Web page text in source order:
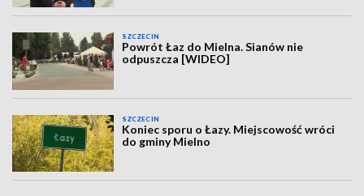
SZCZECIN
Powrót Łaz do Mielna. Sianów nie
odpuszcza [WIDEO]
SZCZECIN
Koniec sporu o Łazy. Miejscowość wróci
do gminy Mielno